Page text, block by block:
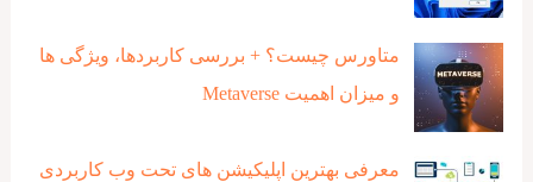
متاورس چیست؟ + بررسی کاربردها، ویژگی ها
و میزان اهمیت Metaverse
معرفی بهترین اپلیکیشن های تحت وب کاربردی